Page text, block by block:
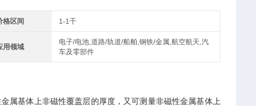
格区间 1-1千
用领域
电子/电池,道路/轨道/船舶,钢铁/金属,航空航天,汽
车及零部件
属基体上非磁性覆盖层的厚度，又可测量非磁性金属基体上